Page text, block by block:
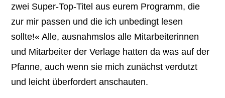
zwei Super-Top-Titel aus eurem Programm, die
zur mir passen und die ich unbedingt lesen
sollte!« Alle, ausnahmslos alle Mitarbeiterinnen
und Mitarbeiter der Verlage hatten da was auf der
Pfanne, auch wenn sie mich zunächst verdutzt
und leicht überfordert anschauten.